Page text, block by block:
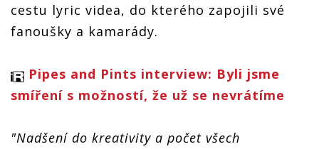
cestu lyric videa, do kterého zapojili své
fanoušky a kamarády.
Pipes and Pints interview: Byli jsme
smíření s možností, že už se nevrátíme
"Nadšení do kreativity a počet všech